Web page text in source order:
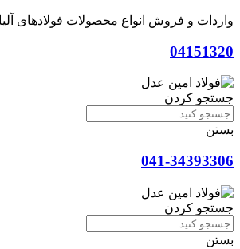
واردات و فروش انواع محصولات فولادهای
04151320
جستجو کردن
بستن
041-34393306
جستجو کردن
بستن